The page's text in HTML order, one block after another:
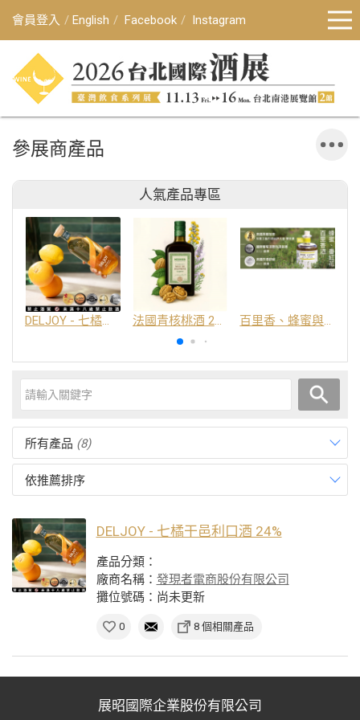
會員登入 English Facebook Instagram
參展商產品
人氣產品專區
DELJOY - 七橘干邑利口酒 24% 法國青核桃酒 25% 百里香、蜂蜜與番紅花酒
所有產品 (8)
依推薦排序
DELJOY - 七橘干邑利口酒 24%
產品分類：
廠商名稱： 發現者電商股份有限公司
攤位號碼：尚未更新
0 8 個相關產品
展昭國際企業股份有限公司